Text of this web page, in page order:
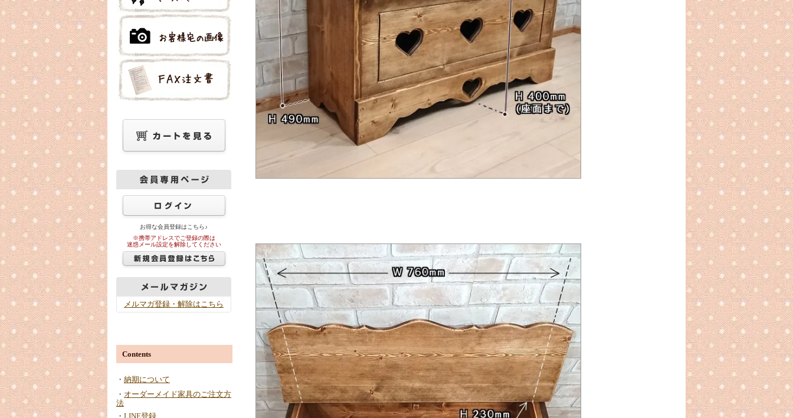
お得な会員登録はこちら♪
※携帯アドレスでご登録の際は
迷惑メール設定を解除してください
メルマガ登録・解除はこちら
Contents
・ 納期について
・ オーダーメイド家具のご注文方
法
・ LINE登録